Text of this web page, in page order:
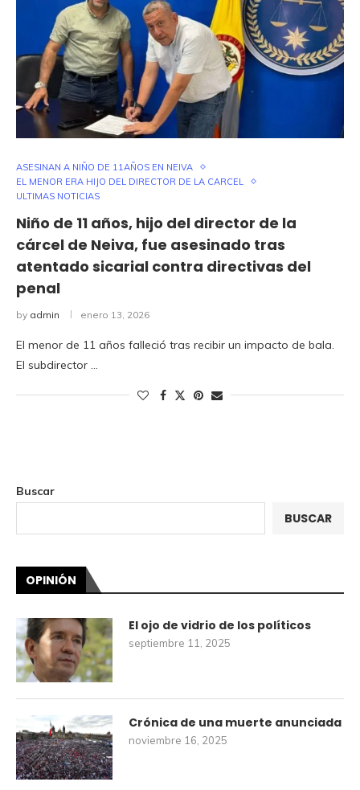
ASESINAN A NIÑO DE 11AÑOS EN NEIVA
EL MENOR ERA HIJO DEL DIRECTOR DE LA CARCEL
ULTIMAS NOTICIAS
Niño de 11 años, hijo del director de la
cárcel de Neiva, fue asesinado tras
atentado sicarial contra directivas del
penal
by admin enero 13, 2026
El menor de 11 años falleció tras recibir un impacto de bala.
El subdirector …
Buscar
BUSCAR
OPINIÓN
El ojo de vidrio de los políticos
septiembre 11, 2025
Crónica de una muerte anunciada
noviembre 16, 2025